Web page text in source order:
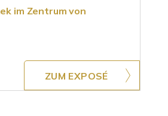
im Zentrum von
ZUM EXPOSÉ